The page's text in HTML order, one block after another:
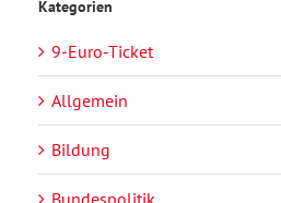
Kategorien
9-Euro-Ticket
Allgemein
Bildung